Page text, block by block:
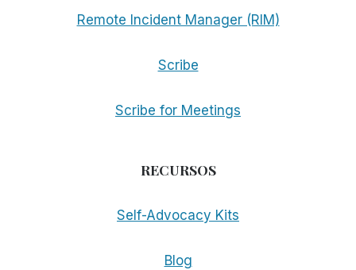
Remote Incident Manager (RIM)
Scribe
Scribe for Meetings
RECURSOS
Self-Advocacy Kits
Blog